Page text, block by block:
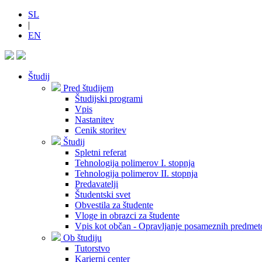
SL
|
EN
Študij
Pred študijem
Študijski programi
Vpis
Nastanitev
Cenik storitev
Študij
Spletni referat
Tehnologija polimerov I. stopnja
Tehnologija polimerov II. stopnja
Predavatelji
Študentski svet
Obvestila za študente
Vloge in obrazci za študente
Vpis kot občan - Opravljanje posameznih
Ob študiju
Tutorstvo
Karierni center